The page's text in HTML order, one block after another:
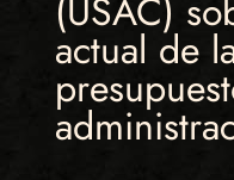
(USAC)
actual de